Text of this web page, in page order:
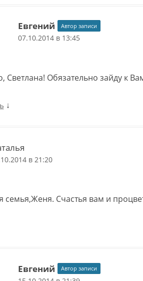
Евгений Автор записи
07.10.2014 в 13:45
Светлана! Обязательно зайду к
↓
в 21:20
семья,Женя. Счастья вам и
Евгений Автор записи